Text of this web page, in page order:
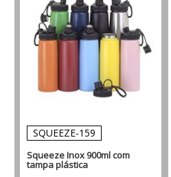
SQUEEZE-159
Squeeze Inox 900ml com
tampa plástica